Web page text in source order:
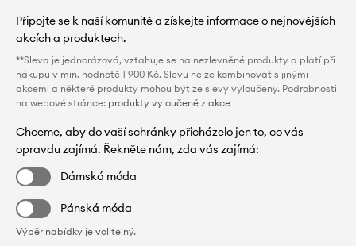
Připojte se k naší komunitě a získejte informace o nejnovějších
akcích a produktech.
**Sleva je jednorázová, vztahuje se na nezlevněné produkty a platí při
nákupu v min. hodnotě 1 900 Kč. Slevu nelze kombinovat s jinými
akcemi a některé produkty mohou být ze slevy vyloučeny. Podrobnosti
na webové stránce: produkty vyloučené z akce
Chceme, aby do vaší schránky přicházelo jen to, co vás
opravdu zajímá. Řekněte nám, zda vás zajímá:
Dámská móda
Pánská móda
Výběr nabídky je volitelný.